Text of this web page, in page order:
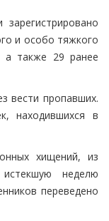
и особо тяжкого
а также 29 ранее
вести пропавших.
находившихся в
хищений, из
неделю
переведено